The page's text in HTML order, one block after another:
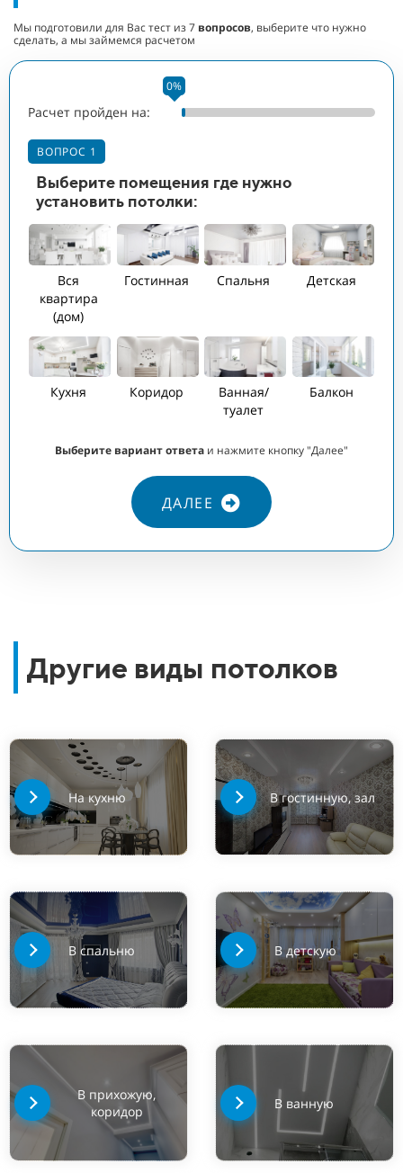
Мы подготовили для Вас тест из7 вопросов, выберите что нужно
сделать, а мы займемся расчетом
Расчет пройден на:
0%
ВОПРОС 1
Выберите помещения где нужно
установить потолки:
Вся
квартира
(дом)
Гостинная Спальня Детская
Кухня Коридор
Ванная/
туалет
Балкон
Выберите вариант ответа и нажмите кнопку "Далее"
ДАЛЕЕ
Другие виды потолков
На кухню В гостинную, зал
В спальню В детскую
В прихожую,
коридор
В ванную